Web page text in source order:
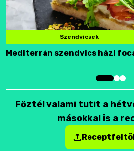
Szendvicsek
Mediterrán szendvics házi
Főztél valami tutit a
másokkal is a